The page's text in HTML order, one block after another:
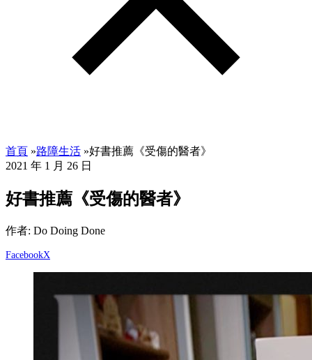
首頁 »路障生活 »好書推薦《受傷的醫者》
2021 年 1 月 26 日
好書推薦《受傷的醫者》
作者: Do Doing Done
FacebookX